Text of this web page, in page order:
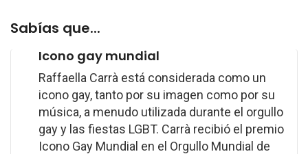
Sabías que...
Icono gay mundial
Raffaella Carrà está considerada como un
icono gay, tanto por su imagen como por su
música, a menudo utilizada durante el orgullo
gay y las fiestas LGBT. Carrà recibió el premio
Icono Gay Mundial en el Orgullo Mundial de